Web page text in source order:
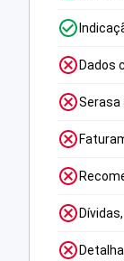
Dados
Serasa